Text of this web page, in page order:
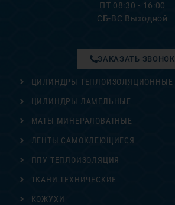
ПТ 08:30 - 16:00
СБ-ВС Выходной
ЦИЛИНДРЫ ТЕПЛОИЗОЛЯЦИОННЫЕ
ЦИЛИНДРЫ ЛАМЕЛЬНЫЕ
МАТЫ МИНЕРАЛОВАТНЫЕ
ЛЕНТЫ САМОКЛЕЮЩИЕСЯ
ППУ ТЕПЛОИЗОЛЯЦИЯ
ТКАНИ ТЕХНИЧЕСКИЕ
ЗАКАЗАТЬ ЗВОНОК
КОЖУХИ